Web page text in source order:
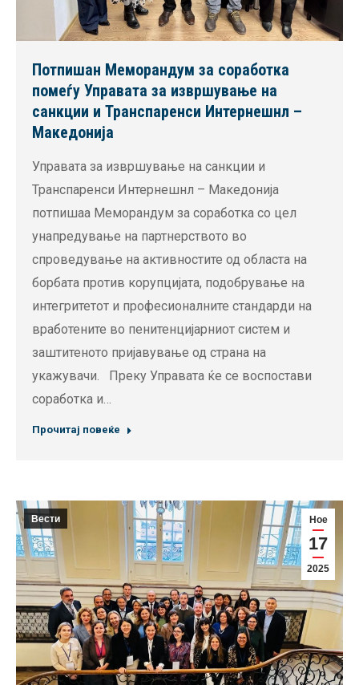
Потпишан Меморандум за соработка
помеѓу Управата за извршување на
санкции и Транспаренси Интернешнл –
Македонија
Управата за извршување на санкции и
Транспаренси Интернешнл – Македонија
потпишаа Меморандум за соработка со цел
унапредување на партнерството во
спроведување на активностите од областа на
борбата против корупцијата, подобрување на
интегритетот и професионалните стандарди на
вработените во пенитенцијарниот систем и
заштитеното пријавување од страна на
укажувачи. Преку Управата ќе се воспостави
соработка и…
Прочитај повеќе
Ное
17
2025
Вести